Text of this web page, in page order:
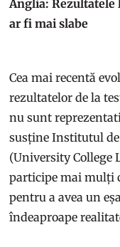
Anglia: Rezultatele
ar fi mai slabe
Cea mai recentă
rezultatelor de la
nu sunt
susține Institutul
(University College
participe mai mulți
pentru a avea un
îndeaproape